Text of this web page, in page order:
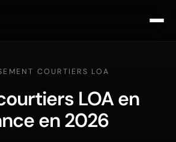
COURTIERS LOA
LOA en
en 2026